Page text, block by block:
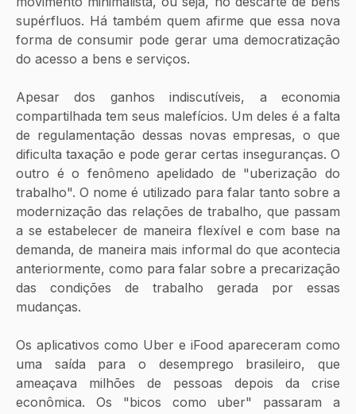
supérfluos. Há também quem afirme que essa nova
forma de consumir pode gerar uma democratização
do acesso a bens e serviços.
Apesar dos ganhos indiscutíveis, a economia
compartilhada tem seus malefícios. Um deles é a falta
de regulamentação dessas novas empresas, o que
dificulta taxação e pode gerar certas inseguranças. O
outro é o fenômeno apelidado de "uberização do
trabalho". O nome é utilizado para falar tanto sobre a
modernização das relações de trabalho, que passam
a se estabelecer de maneira flexível e com base na
demanda, de maneira mais informal do que acontecia
anteriormente, como para falar sobre a precarização
das condições de trabalho gerada por essas
mudanças.
Os aplicativos como Uber e iFood apareceram como
uma saída para o desemprego brasileiro, que
ameaçava milhões de pessoas depois da crise
econômica. Os "bicos como uber" passaram a